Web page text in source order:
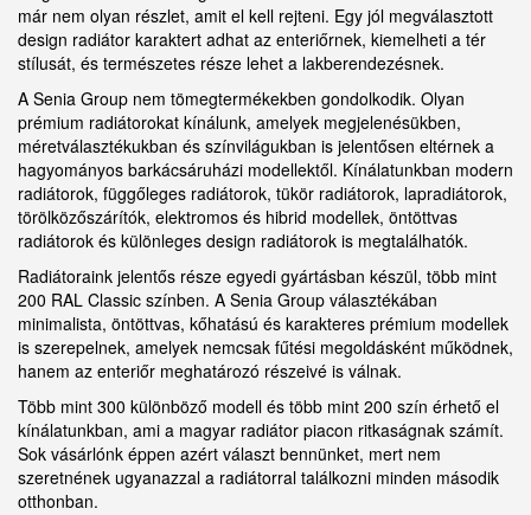
már nem olyan részlet, amit el kell rejteni. Egy jól megválasztott
design radiátor karaktert adhat az enteriőrnek, kiemelheti a tér
stílusát, és természetes része lehet a lakberendezésnek.
A Senia Group nem tömegtermékekben gondolkodik. Olyan
prémium radiátorokat kínálunk, amelyek megjelenésükben,
méretválasztékukban és színvilágukban is jelentősen eltérnek a
hagyományos barkácsáruházi modellektől. Kínálatunkban modern
radiátorok, függőleges radiátorok, tükör radiátorok, lapradiátorok,
törölközőszárítók, elektromos és hibrid modellek, öntöttvas
radiátorok és különleges design radiátorok is megtalálhatók.
Radiátoraink jelentős része egyedi gyártásban készül, több mint
200 RAL Classic színben. A Senia Group választékában
minimalista, öntöttvas, kőhatású és karakteres prémium modellek
is szerepelnek, amelyek nemcsak fűtési megoldásként működnek,
hanem az enteriőr meghatározó részeivé is válnak.
Több mint 300 különböző modell és több mint 200 szín érhető el
kínálatunkban, ami a magyar radiátor piacon ritkaságnak számít.
Sok vásárlónk éppen azért választ bennünket, mert nem
szeretnének ugyanazzal a radiátorral találkozni minden második
otthonban.